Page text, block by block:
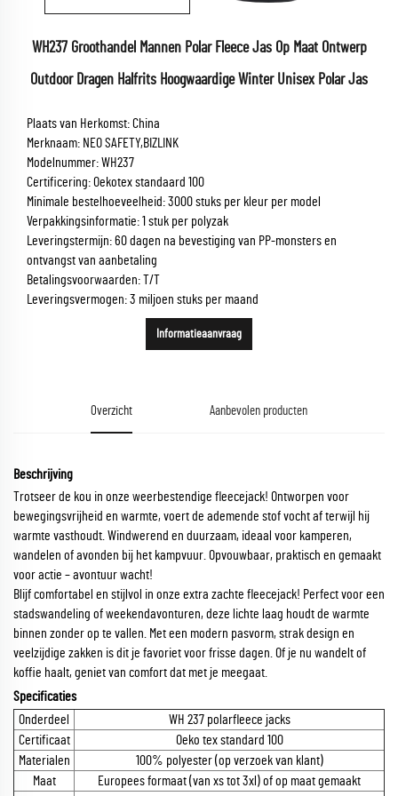
WH237 Groothandel Mannen Polar Fleece Jas Op Maat Ontwerp
Outdoor Dragen Halfrits Hoogwaardige Winter Unisex Polar Jas
Plaats van Herkomst: China
Merknaam: NEO SAFETY,BIZLINK
Modelnummer: WH237
Certificering: Oekotex standaard 100
Minimale bestelhoeveelheid: 3000 stuks per kleur per model
Verpakkingsinformatie: 1 stuk per polyzak
Leveringstermijn: 60 dagen na bevestiging van PP-monsters en
ontvangst van aanbetaling
Betalingsvoorwaarden: T/T
Leveringsvermogen: 3 miljoen stuks per maand
Informatieaanvraag
Overzicht Aanbevolen producten
Beschrijving
Trotseer de kou in onze weerbestendige fleecejack! Ontworpen voor
bewegingsvrijheid en warmte, voert de ademende stof vocht af terwijl hij
warmte vasthoudt. Windwerend en duurzaam, ideaal voor kamperen,
wandelen of avonden bij het kampvuur. Opvouwbaar, praktisch en gemaakt
voor actie – avontuur wacht!
Blijf comfortabel en stijlvol in onze extra zachte fleecejack! Perfect voor een
stadswandeling of weekendavonturen, deze lichte laag houdt de warmte
binnen zonder op te vallen. Met een modern pasvorm, strak design en
veelzijdige zakken is dit je favoriet voor frisse dagen. Of je nu wandelt of
koffie haalt, geniet van comfort dat met je meegaat.
Specificaties
Onderdeel
WH 237 polarfleece jacks
Certificaat
Oeko tex standard 100
Materialen
100% polyester (op verzoek van klant)
Maat
Europees formaat (van xs tot 3xl) of op maat gemaakt